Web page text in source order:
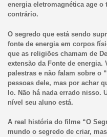
energia eletromagnética age
contrário.
O segredo que está sendo
fonte de energia em corpos
que as religiões chamam de
extensão da Fonte de energia.
palestras e não falam sobre o
pessoas dele, mas por achar
lo. Não há nada errado nisso.
nível seu aluno está.
A real história do filme “O
mundo o segredo de criar,